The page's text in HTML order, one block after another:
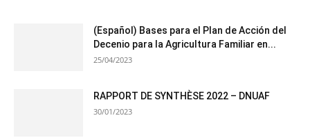
(Español) Bases para el Plan de Acción del
Decenio para la Agricultura Familiar en...
25/04/2023
RAPPORT DE SYNTHÈSE 2022 – DNUAF
30/01/2023